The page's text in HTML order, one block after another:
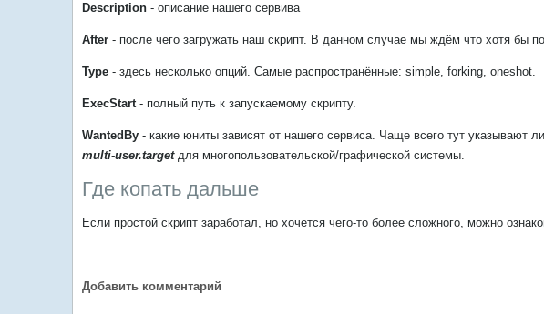
Description - описание нашего сервива
After - после чего загружать наш скрипт. В данном случае мы ждём что хотя бы
Type - здесь несколько опций. Самые распространённые: simple, forking, oneshot.
ExecStart- полный путь к запускаемому скрипту.
WantedBy - какие юниты завиcят от нашего сервиса. Чаще всего тут указывают
multi-user.targetдля многопользовательской/графической системы.
Где копать дальше
Если простой скрипт заработал, но хочется чего-то более сложного, можно
Добавить комментарий